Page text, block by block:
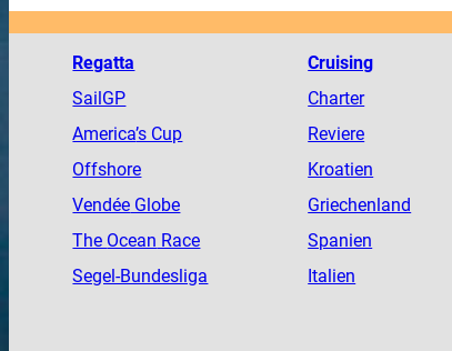
Regatta
SailGP
America’s Cup
Offshore
Vendée Globe
The Ocean Race
Segel-Bundesliga
Cruising
Charter
Reviere
Kroatien
Griechenland
Spanien
Italien